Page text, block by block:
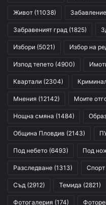
Живот (11038) Забавление
Забравеният град (1825)
Избори (5021) Избор на
Изпод тепето (4900)
Квартали (2304)
Мнения (12142) Моите
Нощна смяна (1484)
Община Пловдив (2143)
Под небето (6493) Под
Разследване (1313) Спорт
Съд (2912) Темида (2821)
Фотогалерия (174)